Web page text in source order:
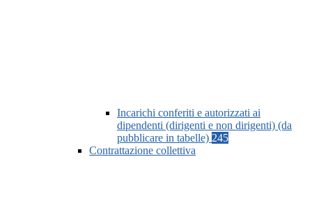
Incarichi conferiti e autorizzati ai
dipendenti (dirigenti e non dirigenti) (da
pubblicare in tabelle) 245
Contrattazione collettiva